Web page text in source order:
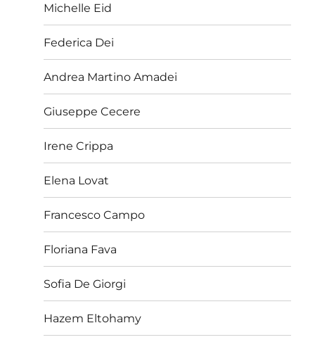
Michelle Eid
Federica Dei
Andrea Martino Amadei
Giuseppe Cecere
Irene Crippa
Elena Lovat
Francesco Campo
Floriana Fava
Sofia De Giorgi
Hazem Eltohamy